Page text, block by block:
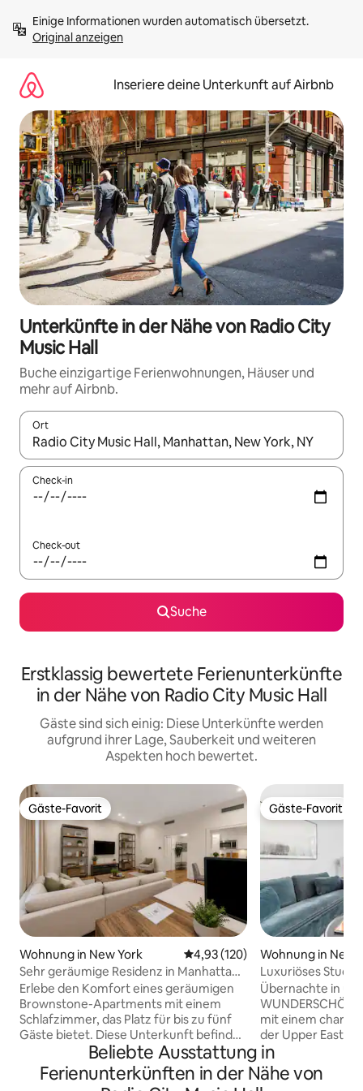
Inhalten
springenOriginal anzeigen
Inseriere deine Unterkunft auf Airbnb
Unterkünfte in der Nähe von Radio City
Music Hall
Buche einzigartige Ferienwohnungen, Häuser und
mehr auf Airbnb.
Ort
Wenn Ergebnisse verfügbar sind, navigiere mit den
Check-in
Check-out
Suche
Erstklassig bewertete Ferienunterkünfte
in der Nähe von Radio City Music Hall
Gäste sind sich einig: Diese Unterkünfte werden
aufgrund ihrer Lage, Sauberkeit und weiteren
Aspekten hoch bewertet.
Gäste-Favorit
Gäste-Favorit
Wohnung in New York Durchschnittliche Bewertung:
4,93 (120)
Sehr geräumige Residenz in Manhattan
– erstklassige Lage
Erlebe den Komfort eines geräumigen
Brownstone-Apartments mit einem
Schlafzimmer, das Platz für bis zu fünf
Gäste bietet. Diese Unterkunft befindet
sich in der Nähe des Central Park, des
Times Square und der Fifth Avenue und
bietet somit Komfort und die Nähe zu
Gäste-Favorit
Gäste-Favorit
Wohnung in New
Luxuriöses
Juliet-Balkon
Übernachte in
mit einem
der Upper East
wunderschöne
in der Nähe
Attraktionen, die
Beliebte Ausstattung in
Ferienunterkünften in der Nähe von